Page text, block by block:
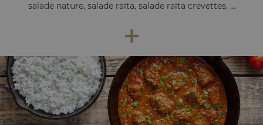
salade nature, salade raïta, salade raïta crevettes, ...
+